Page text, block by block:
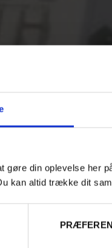
gøre din oplevelse her
kan altid trække dit